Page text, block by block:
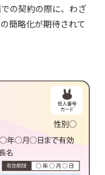
の契約の際に、わざ
簡略化が期待されて